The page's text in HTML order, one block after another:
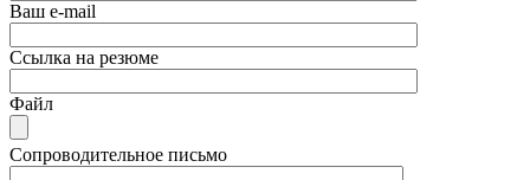
Ваш e-mail
Ссылка на резюме
Файл
Сопроводительное письмо